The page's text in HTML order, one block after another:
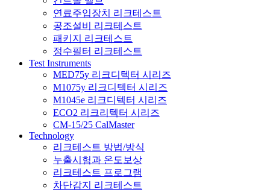
연료주입장치 리크테스트
공조설비 리크테스트
패키지 리크테스트
정수필터 리크테스트
Test Instruments
MED75y 리크디텍터 시리즈
M1075y 리크디텍터 시리즈
M1045e 리크디텍터 시리즈
ECO2 리크리텍터 시리즈
CM-15/25 CalMaster
Technology
리크테스트 방법/방식
누출시험과 온도보상
리크테스트 프로그램
차단감지 리크테스트